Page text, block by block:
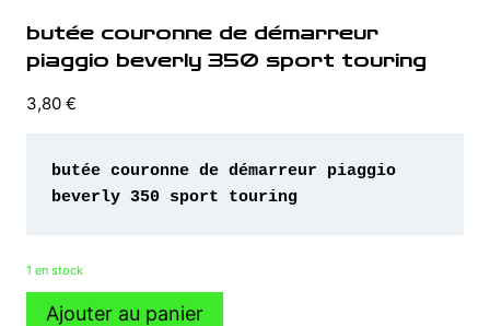
butée couronne de démarreur
piaggio beverly 350 sport touring
3,80 €
butée couronne de démarreur piaggio
beverly 350 sport touring
1 en stock
quantité
Ajouter au panier